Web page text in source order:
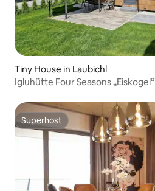
Tiny House in Laubichl
Igluhütte Four Seasons „Eiskogel“
Superhost
Superhost